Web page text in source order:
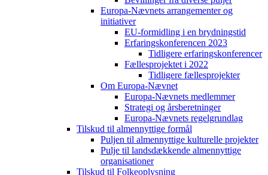
Europa-Nævnets arrangementer og
initiativer
EU-formidling i en brydningstid
Erfaringskonferencen 2023
Tidligere erfaringskonferencer
Fællesprojektet i 2022
Tidligere fællesprojekter
Om Europa-Nævnet
Europa-Nævnets medlemmer
Strategi og årsberetninger
Europa-Nævnets regelgrundlag
Tilskud til almennyttige formål
Puljen til almennyttige kulturelle projekter
Pulje til landsdækkende almennyttige
organisationer
Tilskud til Folkeoplysning